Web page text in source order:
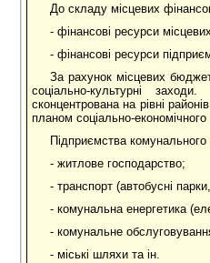
До складу місцевих
- фінансові ресурси
- фінансові ресурси
За рахунок місцевих
соціально-культурні
сконцентрована на рівні
планом соціально-економічного
Підприємства
- житлове господарство;
- транспорт (автобусні
- комунальна енергетика
- комунальне
- міські шляхи та ін.